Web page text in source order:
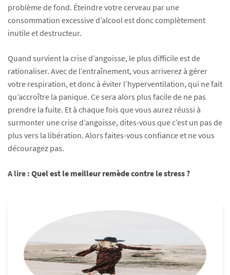
problème de fond. Éteindre votre cerveau par une
consommation excessive d’alcool est donc complètement
inutile et destructeur.
Quand survient la crise d’angoisse, le plus difficile est de
rationaliser. Avec de l’entraînement, vous arriverez à gérer
votre respiration, et donc à éviter l’hyperventilation, qui ne fait
qu’accroître la panique. Ce sera alors plus facile de ne pas
prendre la fuite. Et à chaque fois que vous aurez réussi à
surmonter une crise d’angoisse, dites-vous que c’est un pas de
plus vers la libération. Alors faites-vous confiance et ne vous
découragez pas.
A lire : Quel est le meilleur remède contre le stress ?